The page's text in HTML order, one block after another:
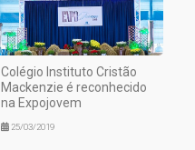
Colégio Instituto Cristão
Mackenzie é reconhecido
na Expojovem
25/03/2019